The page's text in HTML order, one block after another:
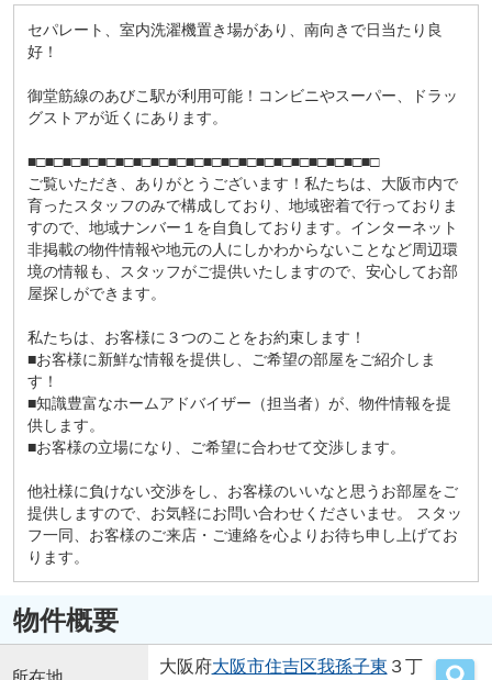
セパレート、室内洗濯機置き場があり、南向きで日当たり良
好！
御堂筋線のあびこ駅が利用可能！コンビニやスーパー、ドラッ
グストアが近くにあります。
■□■□■□■□■□■□■□■□■□■□■□■□■□■□■□■□■□■□■□■□
ご覧いただき、ありがとうございます！私たちは、大阪市内で
育ったスタッフのみで構成しており、地域密着で行っておりま
すので、地域ナンバー１を自負しております。インターネット
非掲載の物件情報や地元の人にしかわからないことなど周辺環
境の情報も、スタッフがご提供いたしますので、安心してお部
屋探しができます。
私たちは、お客様に３つのことをお約束します！
■お客様に新鮮な情報を提供し、ご希望の部屋をご紹介しま
す！
■知識豊富なホームアドバイザー（担当者）が、物件情報を提
供します。
■お客様の立場になり、ご希望に合わせて交渉します。
他社様に負けない交渉をし、お客様のいいなと思うお部屋をご
提供しますので、お気軽にお問い合わせくださいませ。 スタッ
フ一同、お客様のご来店・ご連絡を心よりお待ち申し上げてお
ります。
物件概要
大阪府大阪市住吉区我孫子東 ３丁